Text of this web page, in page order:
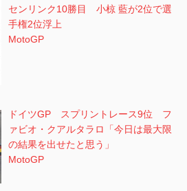
センリンク10勝目 小椋 藍が2位で選
手権2位浮上
MotoGP
ドイツGP スプリントレース9位 フ
ァビオ・クアルタラロ「今日は最大限
の結果を出せたと思う」
MotoGP